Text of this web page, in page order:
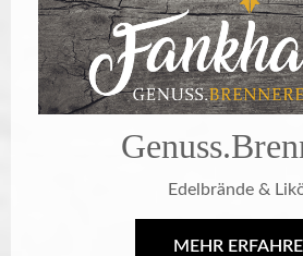
Edelbrände &
MEHR